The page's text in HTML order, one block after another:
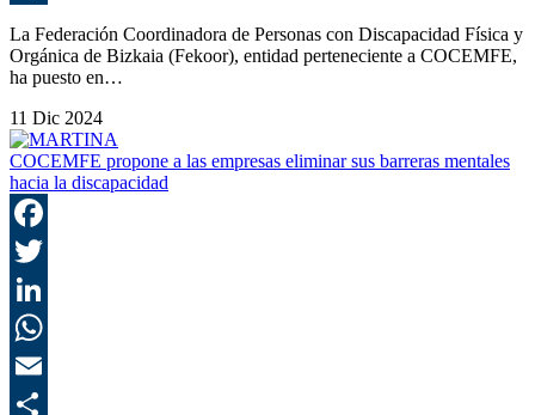
La Federación Coordinadora de Personas con Discapacidad Física y
Orgánica de Bizkaia (Fekoor), entidad perteneciente a COCEMFE,
ha puesto en…
11 Dic 2024
COCEMFE propone a las empresas eliminar sus barreras mentales
hacia la discapacidad